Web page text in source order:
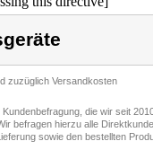
zuzüglich Versandkosten
die wir seit
befragen hierzu alle
sowie den bestellten